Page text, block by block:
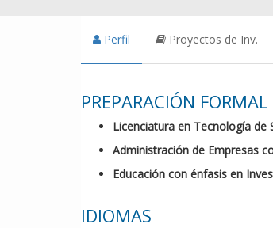
Perfil Proyectos de Inv.
PREPARACIÓN FORMAL
Licenciatura en Tecnología de
Administración de Empresas
Educación con énfasis en
IDIOMAS